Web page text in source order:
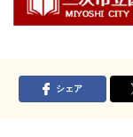
シェア